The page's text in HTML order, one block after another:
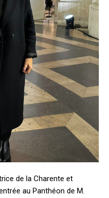
de la Charente et
au Panthéon de M.